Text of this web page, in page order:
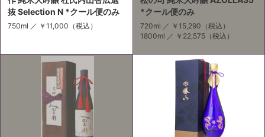
抜 Selection N *クール便のみ
750ml ／ ￥11,000 （税込）
*クール便のみ
720ml ／ ￥15,290 （税込）
1800ml ／ ￥22,575（税込）